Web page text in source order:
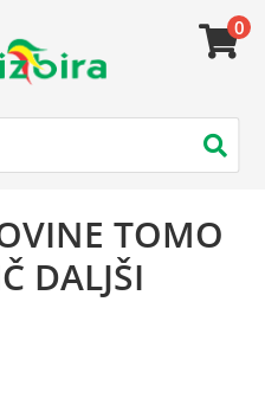
0
TOMO
DALJŠI